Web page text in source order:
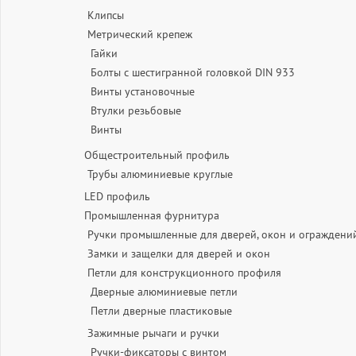
Клипсы
Метрический крепеж
Гайки
Болты с шестигранной головкой DIN 933
Винты установочные
Втулки резьбовые
Винты
Общестроительный профиль
Трубы алюминиевые круглые
LED профиль
Промышленная фурнитура
Ручки промышленные для дверей, окон и
Замки и защелки для дверей и окон
Петли для конструкционного профиля
Дверные алюминиевые петли
Петли дверные пластиковые
Зажимные рычаги и ручки
Ручки-фиксаторы c винтом